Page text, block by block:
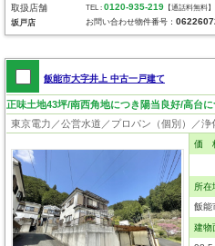
取扱店舗
坂戸店
TEL :0120-935-219 【通話料無料】
お問い合わせ物件番号：
飯能市大字井上 中古一戸建て
価
所在
飯能
建物